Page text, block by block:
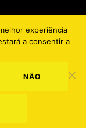
experiência
a consentir a
NÃO